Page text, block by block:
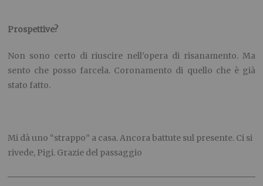
Prospettive?
Non sono certo di riuscire nell’opera di risanamento. Ma
sento che posso farcela. Coronamento di quello che è già
stato fatto.
Mi dà uno “strappo” a casa. Ancora battute sul presente. Ci si
rivede, Pigi. Grazie del passaggio